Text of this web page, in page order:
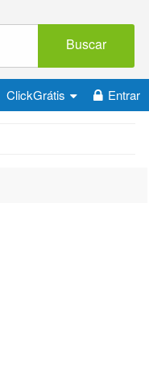
Buscar
Entrar
ClickGrátis